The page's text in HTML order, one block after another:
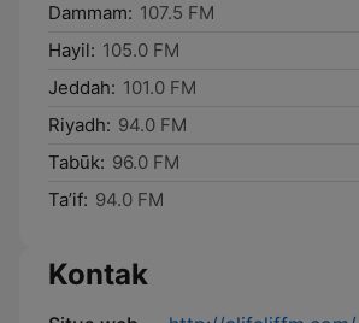
Dammam: 107.5 FM
Hayil: 105.0 FM
Jeddah: 101.0 FM
Riyadh: 94.0 FM
Tabūk: 96.0 FM
Ta’if: 94.0 FM
Kontak